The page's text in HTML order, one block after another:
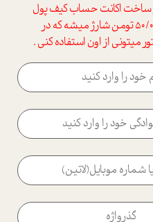
ساخت اکانت حساب کیف پول
شما به مبلغ 50/000 تومن شارژ میشه که در
میتونی از اون استفاده کنی .